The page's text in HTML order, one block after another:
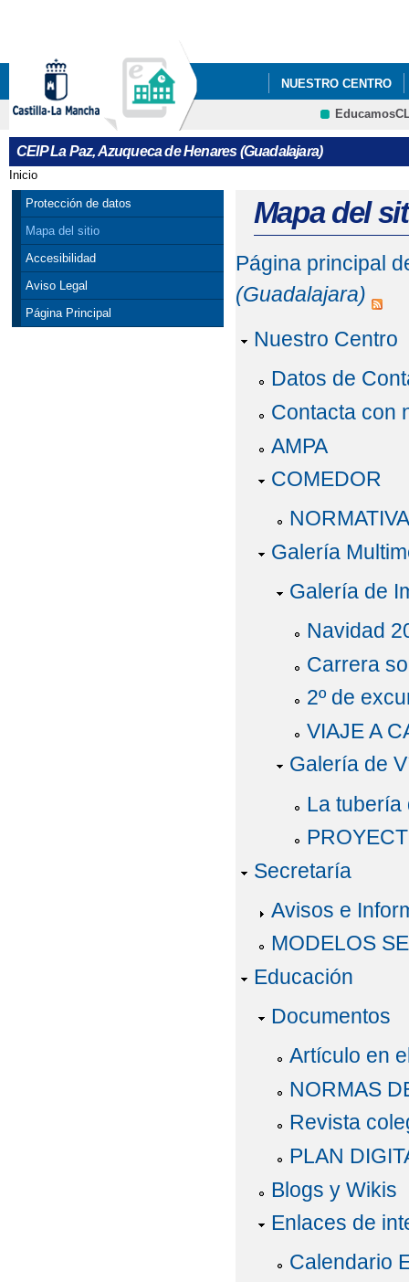
NUESTRO CENTRO
CEIP La Paz, Azuqueca de Henares (Guadalajara)
Se encuentra usted aquí
Inicio
Protección de datos
Mapa del sitio
Accesibilidad
Aviso Legal
Página Principal
Mapa del
Página principal
(Guadalajara)
Nuestro Centro
Datos de
Contacta con
AMPA
COMEDOR
Galería
Galería de
Navidad
Carrera
2º de
VIAJE A
Galería de
La tubería
Secretaría
Avisos e
MODELOS
Educación
Documentos
Artículo en
NORMAS
Revista
PLAN
Blogs y Wikis
Enlaces de
Calendario